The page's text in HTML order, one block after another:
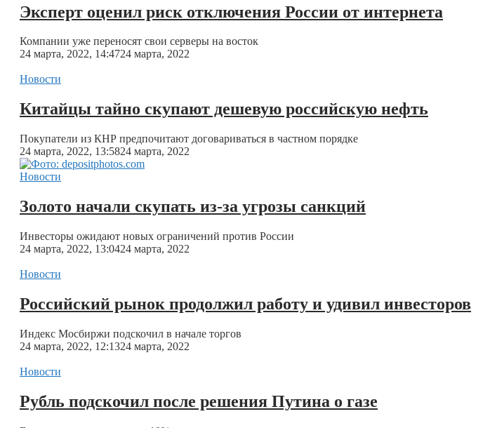
Эксперт оценил риск отключения России от интернета
Компании уже переносят свои серверы на восток
24 марта, 2022, 14:4724 марта, 2022
Новости
Китайцы тайно скупают дешевую российскую нефть
Покупатели из КНР предпочитают договариваться в частном порядке
24 марта, 2022, 13:5824 марта, 2022
Новости
Золото начали скупать из-за угрозы санкций
Инвесторы ожидают новых ограничений против России
24 марта, 2022, 13:0424 марта, 2022
Новости
Российский рынок продолжил работу и удивил инвесторов
Индекс Мосбиржи подскочил в начале торгов
24 марта, 2022, 12:1324 марта, 2022
Новости
Рубль подскочил после решения Путина о газе